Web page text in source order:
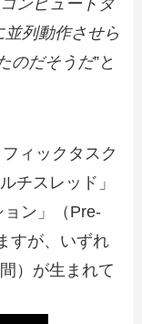
ンピュートタ
列動作させら
のだそうだ”と
ィックタスク
チスレッド」
ョン」（Pre-
すが、いずれ
）が生まれて